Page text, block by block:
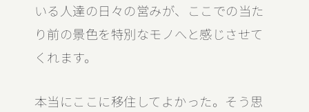
いる人達の日々の営みが、ここでの当た
り前の景色を特別なモノへと感じさせて
くれます。
本当にここに移住してよかった。そう思